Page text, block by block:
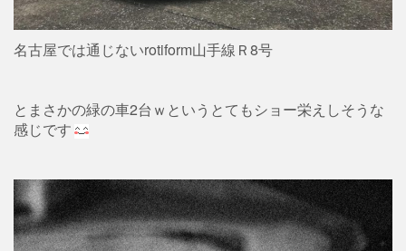
名古屋では通じないrotiform山手線Ｒ8号
とまさかの緑の車2台ｗというとてもショー栄えしそうな
感じです